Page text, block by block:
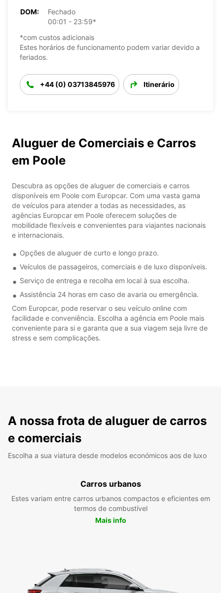
DOM:
Fechado
00:01 - 23:59*
*com custos adicionais
Estes horários de funcionamento podem variar devido a
feriados.
+44 (0) 03713845976 Itinerário
Aluguer de Comerciais e Carros
em Poole
Descubra as opções de aluguer de comerciais e carros
disponíveis em Poole com Europcar. Com uma vasta gama
de veículos para atender a todas as necessidades, as
agências Europcar em Poole oferecem soluções de
mobilidade flexíveis e convenientes para viajantes nacionais
e internacionais.
Opções de aluguer de curto e longo prazo.
Veículos de passageiros, comerciais e de luxo disponíveis.
Serviço de entrega e recolha em local à sua escolha.
Assistência 24 horas em caso de avaria ou emergência.
Com Europcar, pode reservar o seu veículo online com
facilidade e conveniência. Escolha a agência em Poole mais
conveniente para si e garanta que a sua viagem seja livre de
stress e sem complicações.
A nossa frota de aluguer de carros
e comerciais
Escolha a sua viatura desde modelos económicos aos de luxo
Carros urbanos
Estes variam entre carros urbanos compactos e eficientes em
termos de combustível
Mais info